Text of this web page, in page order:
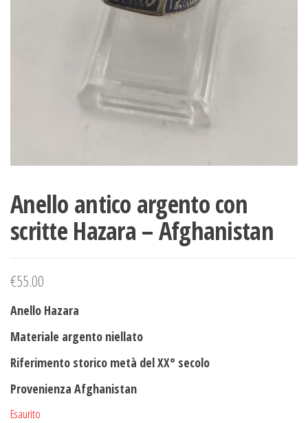
Anello antico argento con
scritte Hazara – Afghanistan
€55.00
Anello Hazara
Materiale argento niellato
Riferimento storico metà del XX° secolo
Provenienza Afghanistan
Esaurito